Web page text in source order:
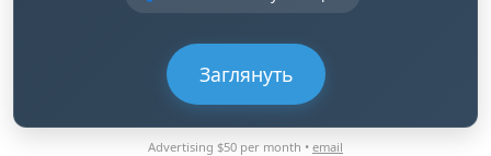
Заглянуть
Advertising $50 per month • email